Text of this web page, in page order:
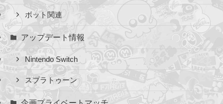
ボット関連
アップデート情報
Nintendo Switch
スプラトゥーン